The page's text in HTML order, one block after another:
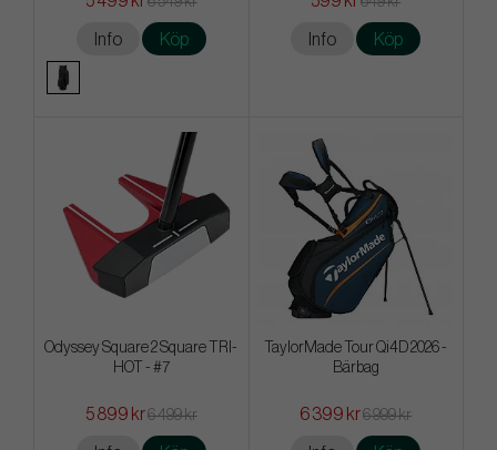
Info Köp Info Köp
Odyssey Square 2 Square TRI-
HOT - #7
5 899 kr6 499 kr
TaylorMade Tour Qi4D 2026 -
Bärbag
6 399 kr6 999 kr